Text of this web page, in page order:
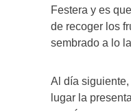
Festera y es
de recoger los
sembrado a lo
Al día
lugar la